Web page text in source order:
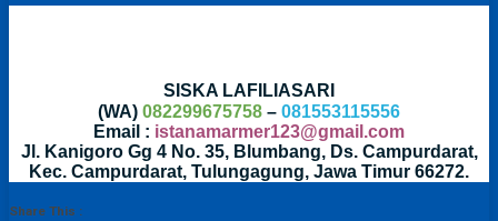
SISKA LAFILIASARI
(WA) 082299675758 – 081553115556
Email : istanamarmer123@gmail.com
Jl. Kanigoro Gg 4 No. 35, Blumbang, Ds. Campurdarat,
Kec. Campurdarat, Tulungagung, Jawa Timur 66272.
Share This :